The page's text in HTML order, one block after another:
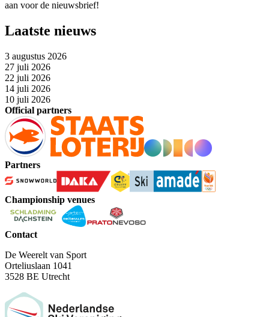
aan voor de nieuwsbrief!
Laatste nieuws
3 augustus 2026
27 juli 2026
22 juli 2026
14 juli 2026
10 juli 2026
Official partners
Partners
Championship venues
Contact
De Weerelt van Sport
Orteliuslaan 1041
3528 BE Utrecht